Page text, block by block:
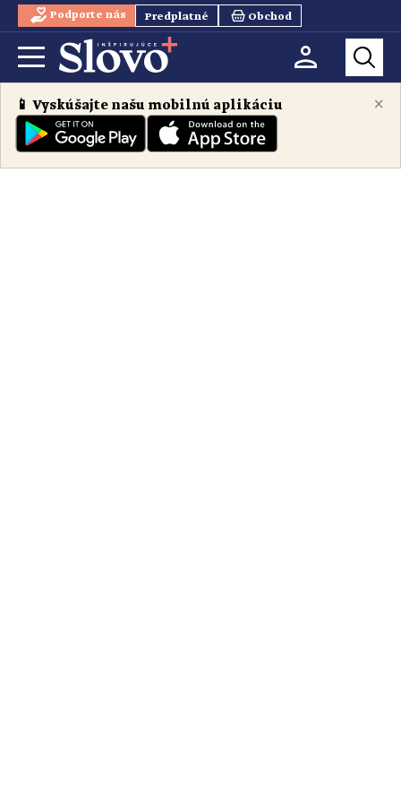
Podporte nás Predplatné Obchod
×
📱 Vyskúšajte našu mobilnú aplikáciu